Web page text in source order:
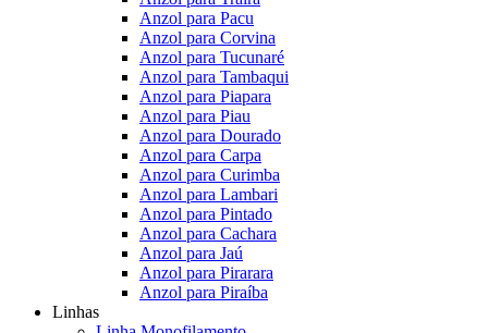
Anzol para Pacu
Anzol para Corvina
Anzol para Tucunaré
Anzol para Tambaqui
Anzol para Piapara
Anzol para Piau
Anzol para Dourado
Anzol para Carpa
Anzol para Curimba
Anzol para Lambari
Anzol para Pintado
Anzol para Cachara
Anzol para Jaú
Anzol para Pirarara
Anzol para Piraíba
Linhas